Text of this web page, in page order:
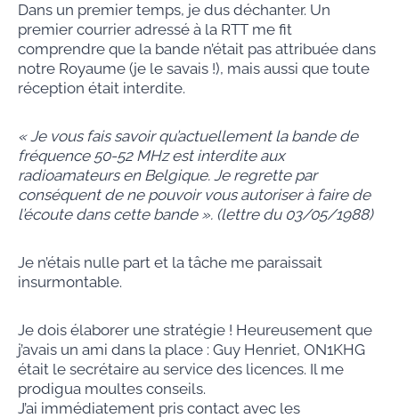
Dans un premier temps, je dus déchanter. Un
premier courrier adressé à la RTT me fit
comprendre que la bande n’était pas attribuée dans
notre Royaume (je le savais !), mais aussi que toute
réception était interdite.
« Je vous fais savoir qu’actuellement la bande de
fréquence 50-52 MHz est interdite aux
radioamateurs en Belgique. Je regrette par
conséquent de ne pouvoir vous autoriser à faire de
l’écoute dans cette bande ». (lettre du 03/05/1988)
Je n’étais nulle part et la tâche me paraissait
insurmontable.
Je dois élaborer une stratégie ! Heureusement que
j’avais un ami dans la place : Guy Henriet, ON1KHG
était le secrétaire au service des licences. Il me
prodigua moultes conseils.
J’ai immédiatement pris contact avec les